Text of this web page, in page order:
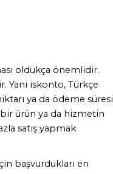
oldukça önemlidir.
Yani iskonto, Türkçe
ya da ödeme süresi
ürün ya da hizmetin
satış yapmak
başvurdukları en